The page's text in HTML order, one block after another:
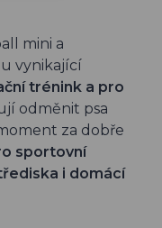
mini a
vynikající
trénink a pro
odměnit psa
za dobře
sportovní
i domácí